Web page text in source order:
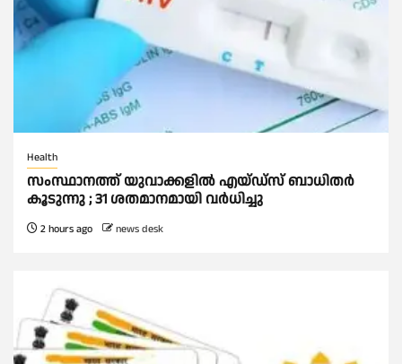
Health
സംസ്ഥാനത്ത് യുവാക്കളില്‍ എയ്ഡ്സ് ബാധിതര്‍
കൂടുന്നു ; 31 ശതമാനമായി വർധിച്ചു
2 hours ago news desk